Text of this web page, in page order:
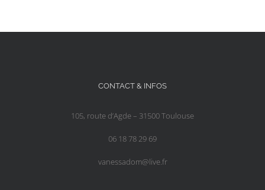
CONTACT & INFOS
105, route d’Agde – 31500 Toulouse
06 18 78 29 69
vanessadom@live.fr